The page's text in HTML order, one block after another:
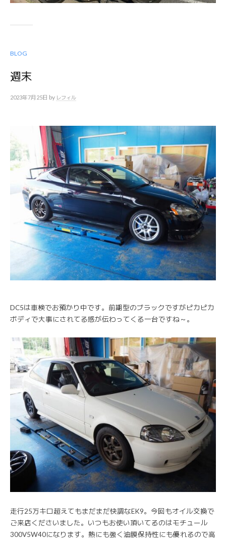
BLOG
週末
2023年7月25日 by レフィル
DC5は車検でお預かり中です。前期型のブラックですがピカピカ
ボディで大事にされてる感が伝わってくる一台ですね～。
走行25万キロ超えてもまだまだ快調なEK9。今回もオイル交換で
ご来店くださいました。いつもお使い頂いてるのはモチュール
300V5W40になります。熱にも強く油膜保持性にも優れるので高